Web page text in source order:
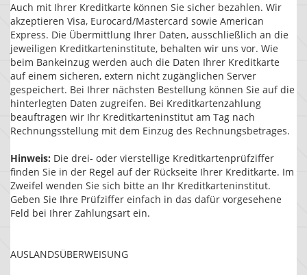
Auch mit Ihrer Kreditkarte können Sie sicher bezahlen. Wir
akzeptieren Visa, Eurocard/Mastercard sowie American
Express. Die Übermittlung Ihrer Daten, ausschließlich an die
jeweiligen Kreditkarteninstitute, behalten wir uns vor. Wie
beim Bankeinzug werden auch die Daten Ihrer Kreditkarte
auf einem sicheren, extern nicht zugänglichen Server
gespeichert. Bei Ihrer nächsten Bestellung können Sie auf die
hinterlegten Daten zugreifen. Bei Kreditkartenzahlung
beauftragen wir Ihr Kreditkarteninstitut am Tag nach
Rechnungsstellung mit dem Einzug des Rechnungsbetrages.
Hinweis: Die drei- oder vierstellige Kreditkartenprüfziffer
finden Sie in der Regel auf der Rückseite Ihrer Kreditkarte. Im
Zweifel wenden Sie sich bitte an Ihr Kreditkarteninstitut.
Geben Sie Ihre Prüfziffer einfach in das dafür vorgesehene
Feld bei Ihrer Zahlungsart ein.
AUSLANDSÜBERWEISUNG